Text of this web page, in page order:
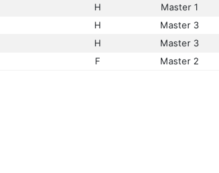
H Master 1
H Master 3
H Master 3
F Master 2